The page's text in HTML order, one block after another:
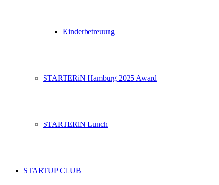
Kinderbetreuung
STARTERiN Hamburg 2025 Award
STARTERiN Lunch
STARTUP CLUB